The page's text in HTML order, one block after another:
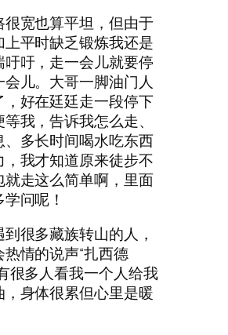
很宽也算平坦，但由于
上平时缺乏锻炼我还是
吁吁，走一会儿就要停
会儿。大哥一脚油门人
，好在廷廷走一段停下
我，告诉我怎么走、
、多长时间喝水吃东西
，我才知道原来徒步不
就走这么简单啊，里面
问呢！
很多藏族转山的人，
情的说声“扎西德
很多人看我一个人给我
，身体很累但心里是暖